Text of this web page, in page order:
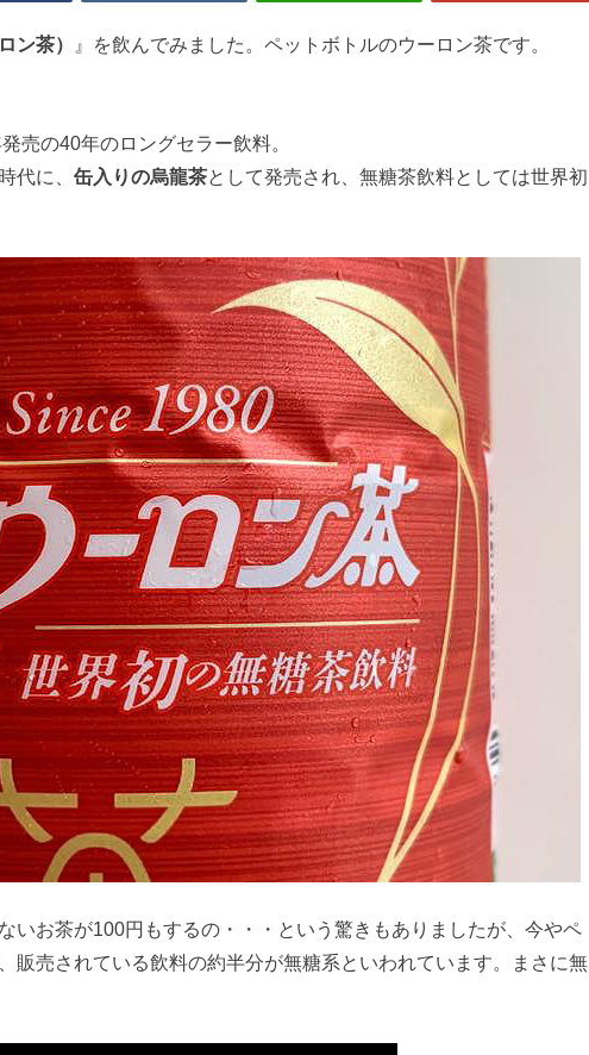
ン茶）
』を飲んでみました。ペットボトルのウーロン茶です。
売の40年のロングセラー飲料。
代に、 缶入りの烏龍茶として発売され、無糖茶飲料としては世界初
いお茶が100円もするの・・・という驚きもありましたが、今やペ
販売されている飲料の約半分が無糖系といわれています。まさに無